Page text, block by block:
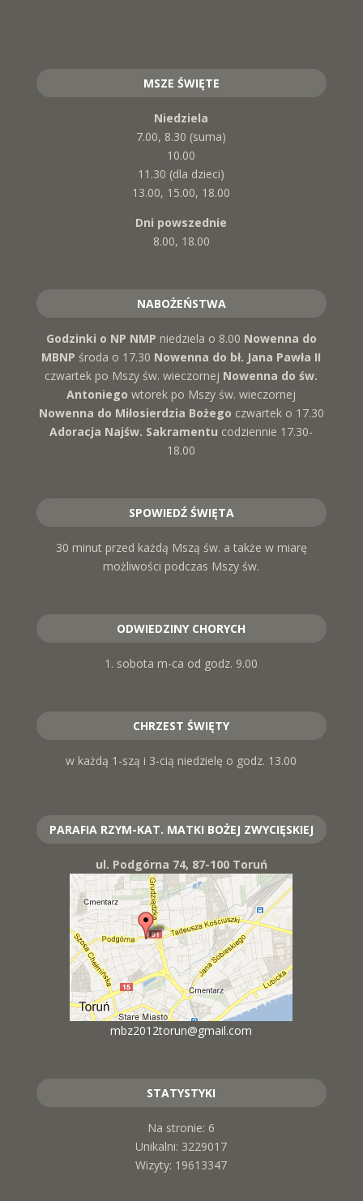
MSZE ŚWIĘTE
Niedziela
7.00, 8.30 (suma)
10.00
11.30 (dla dzieci)
13.00, 15.00, 18.00
Dni powszednie
8.00, 18.00
NABOŻEŃSTWA
Godzinki o NP NMP niedziela o 8.00 Nowenna do
MBNP środa o 17.30 Nowenna do bł. Jana Pawła II
czwartek po Mszy św. wieczornej Nowenna do św.
Antoniegowtorek po Mszy św. wieczornej
Nowenna do Miłosierdzia Bożego czwartek o 17.30
Adoracja Najśw. Sakramentu codziennie 17.30-
18.00
SPOWIEDŹ ŚWIĘTA
30 minut przed każdą Mszą św. a także w miarę
możliwości podczas Mszy św.
ODWIEDZINY CHORYCH
1. sobota m-ca od godz. 9.00
CHRZEST ŚWIĘTY
w każdą 1-szą i 3-cią niedzielę o godz. 13.00
PARAFIA RZYM-KAT. MATKI BOŻEJ ZWYCIĘSKIEJ
ul. Podgórna 74, 87-100 Toruń
mbz2012torun@gmail.com
STATYSTYKI
Na stronie: 6
Unikalni: 3229017
Wizyty: 19613347